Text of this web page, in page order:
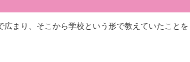
まり、そこから学校という形で教えていたことを